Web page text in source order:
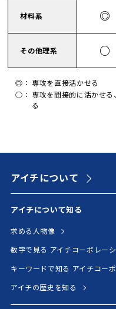
材料系 ◎
その他理系 ○
◎： 専攻を直接活かせる
○： 専攻を間接的に活かせ
る
アイチについて
アイチについて知る
求める人物像
数字で見る アイチコーポレー
キーワードで知る アイチコー
アイチの歴史を知る